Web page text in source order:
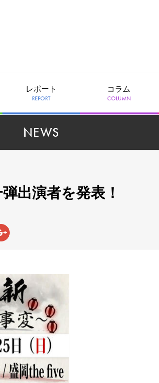
レポート
REPORT
コラム
COLUMN
NEWS
出演者を発表！